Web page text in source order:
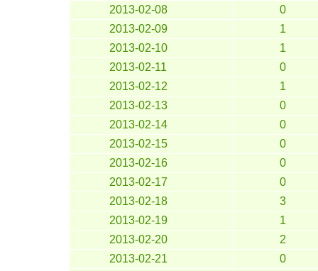
2013-02-08
0
2013-02-09
1
2013-02-10
1
2013-02-11
0
2013-02-12
1
2013-02-13
0
2013-02-14
0
2013-02-15
0
2013-02-16
0
2013-02-17
0
2013-02-18
3
2013-02-19
1
2013-02-20
2
2013-02-21
0